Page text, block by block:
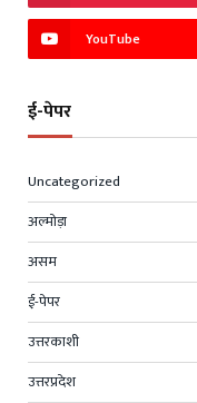
YouTube
ई-पेपर
Uncategorized
अल्मोड़ा
असम
ई-पेपर
उत्तरकाशी
उत्तरप्रदेश